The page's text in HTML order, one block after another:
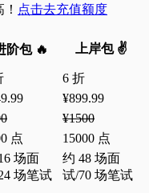
点击去充值额度
阶包 🔥 上岸包 ✌️
6 折
¥899.99
¥1500
点
15000 点
场面
场笔试
约 48 场面
试/70 场笔试